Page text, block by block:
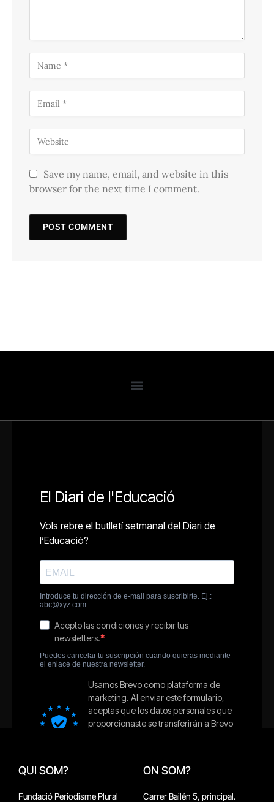
Save my name, email, and website in this
browser for the next time I comment.
QUI SOM?
Fundació Periodisme Plural
ON SOM?
Carrer Bailén 5, principal.